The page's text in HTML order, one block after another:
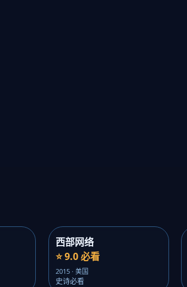
西部网络
⭐ 9.0 必看
2015 · 美国
史诗必看